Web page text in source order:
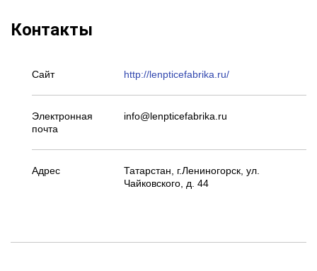
Контакты
Сайт http://lenpticefabrika.ru/
Электронная
почта
info@lenpticefabrika.ru
Адрес
Татарстан, г.Лениногорск, ул.
Чайковского, д. 44